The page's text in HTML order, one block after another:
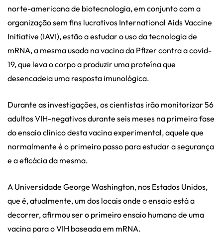
norte-americana de biotecnologia, em conjunto com a
organização sem fins lucrativos International Aids Vaccine
Initiative (IAVI), estão a estudar o uso da tecnologia de
mRNA, a mesma usada na vacina da Pfizer contra a covid-
19, que leva o corpo a produzir uma proteína que
desencadeia uma resposta imunológica.
Durante as investigações, os cientistas irão monitorizar 56
adultos VIH-negativos durante seis meses na primeira fase
do ensaio clínico desta vacina experimental, aquele que
normalmente é o primeiro passo para estudar a segurança
e a eficácia da mesma.
A Universidade George Washington, nos Estados Unidos,
que é, atualmente, um dos locais onde o ensaio está a
decorrer, afirmou ser o primeiro ensaio humano de uma
vacina para o VIH baseada em mRNA.